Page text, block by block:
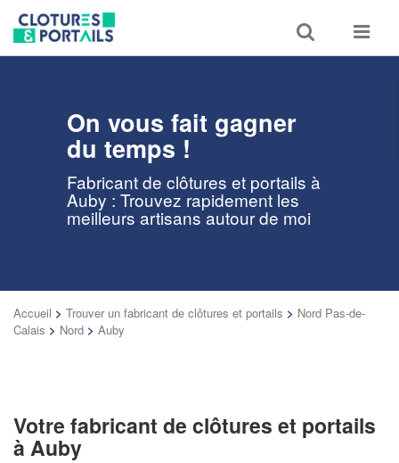
Toggle
search
Toggle
On vous fait gagner
du temps !
Fabricant de clôtures et portails à
Auby : Trouvez rapidement les
meilleurs artisans autour de moi
Accueil > Trouver un fabricant de clôtures et portails > Nord Pas-de-
Calais > Nord > Auby
Votre fabricant de clôtures et portails
à Auby